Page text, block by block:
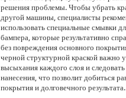
решения проблемы. Чтобы убрать
другой машины, специалисты
использовать специальные смывки
бампера, которые результативно
без повреждения основного
черной структурной краской важно
высыхания каждого слоя и
нанесения, что позволит добиться
покрытия и долговечного результата.